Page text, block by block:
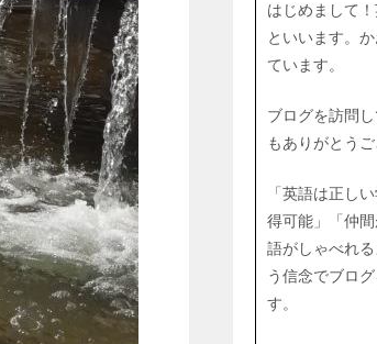
はじめまして
といいます。
ています。
ブログを訪問
もありがとう
「英語は正し
得可能」「仲
語がしゃべれ
う信念でブロ
す。